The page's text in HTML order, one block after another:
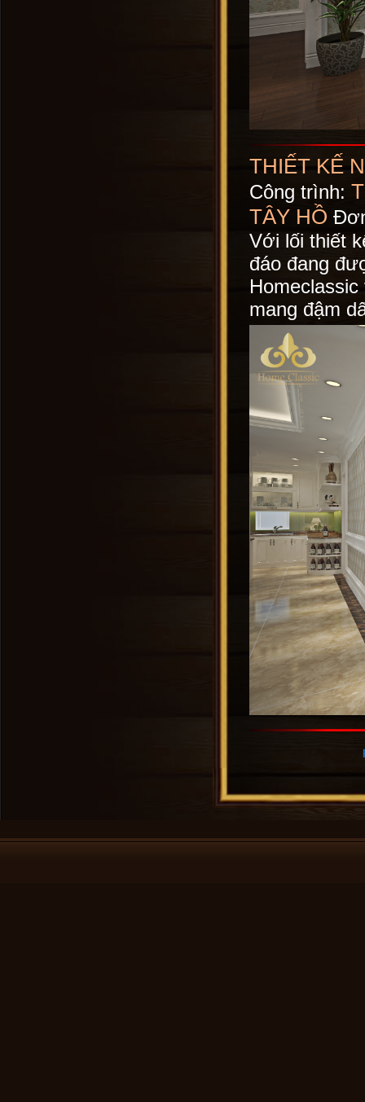
THIẾT KẾ
Công trình:
TÂY HỒ
Với lối thiết
đáo đang
mang đậm